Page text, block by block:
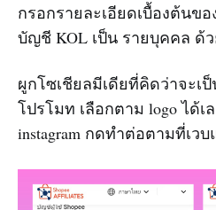
กรอกรายละเอียดเบื้องต้นข
บัญชี KOL เป็น รายบุคคล ด้
ผูกโซเชียลมีเดียที่คิดว่าจะเ
โปรโมท เลือกตาม logo ได้
instagram กดทำต่อตามที่เว